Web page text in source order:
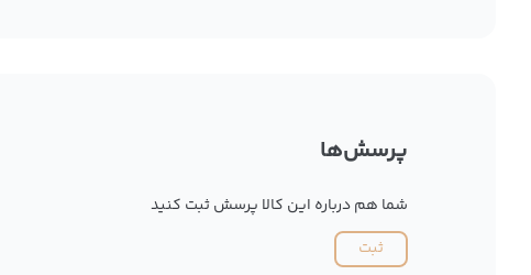
پرسش‌ها
شما هم درباره این کالا پرسش ثبت کنید
ثبت